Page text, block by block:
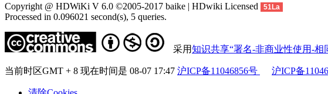
Copyright @ HDWiKi V 6.0 ©2005-2017 baike | HDwiki Licensed 51La
Processed in 0.096021 second(s), 5 queries.
采用知识共享“署名-非商业性使用-相
当前时区GMT + 8 现在时间是 08-07 17:47 沪ICP备11046856号 沪ICP备